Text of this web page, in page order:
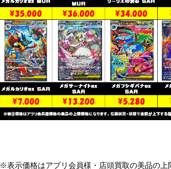
※表示価格はアプリ会員様・店頭買取の美品の